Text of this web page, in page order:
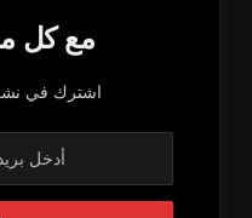
مع كل
اشترك في